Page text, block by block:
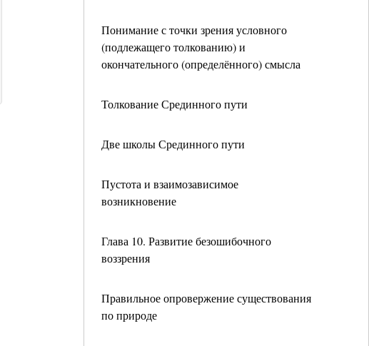
Понимание с точки зрения условного
(подлежащего толкованию) и
окончательного (определённого) смысла
Толкование Срединного пути
Две школы Срединного пути
Пустота и взаимозависимое
возникновение
Глава 10. Развитие безошибочного
воззрения
Правильное опровержение существования
по природе